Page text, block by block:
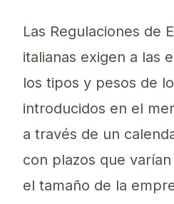
Las Regulaciones de
italianas exigen a las
los tipos y pesos de
introducidos en el
a través de un
con plazos que
el tamaño de la